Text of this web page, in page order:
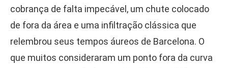
cobrança de falta impecável, um chute colocado
de fora da área e uma infiltração clássica que
relembrou seus tempos áureos de Barcelona. O
que muitos consideraram um ponto fora da curva